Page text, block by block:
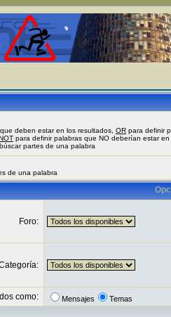
deben estar en los resultados, OR para definir
para definir palabras que NO deberían estar en
partes de una palabra
de una palabra
Foro:
como: Mensajes Temas